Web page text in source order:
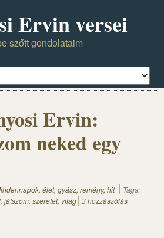
Ervin versei
szőtt gondolataim
Ervin:
neked egy
élet, gyász, remény, hit
Tags:
, játszom, szeretet, világ 3 hozzászólás